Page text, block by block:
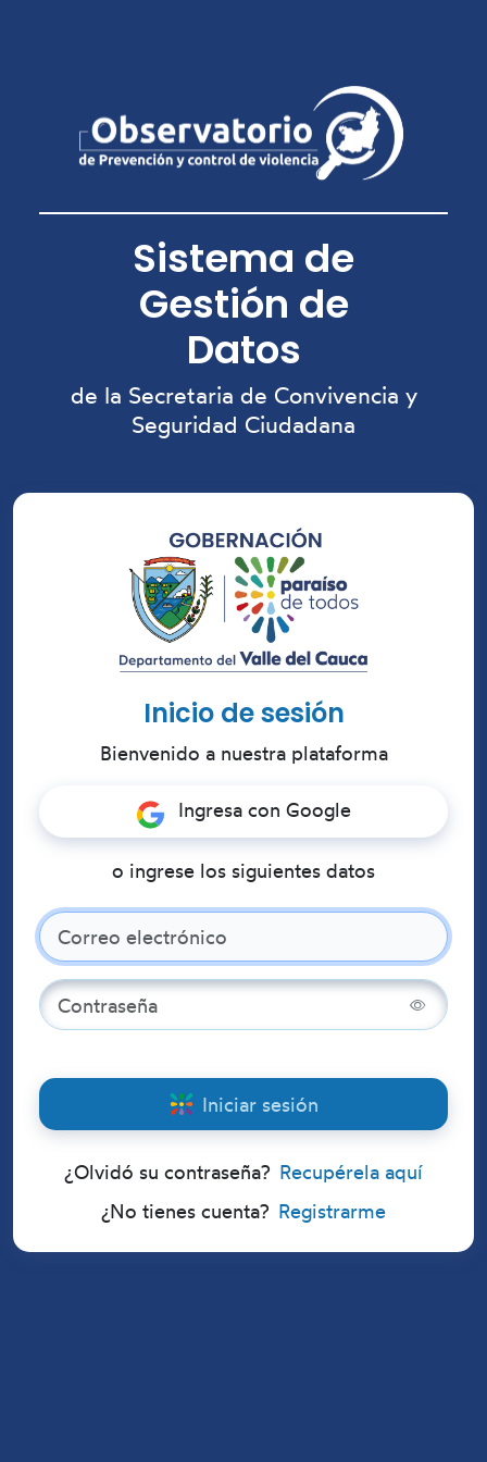
Inicio de sesión
Bienvenido a nuestra plataforma
Ingresa con Google
o ingrese los siguientes datos
Iniciar sesión
¿Olvidó su contraseña? Recupérela aquí
¿No tienes cuenta? Registrarme
Sistema de
Gestión de
Datos
de la Secretaria de Convivencia y
Seguridad Ciudadana